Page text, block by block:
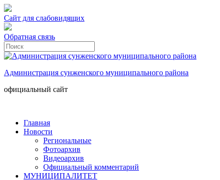
Сайт для слабовидящих
Обратная связь
Администрация сунженского муниципального района
официальный сайт
Главная
Новости
Региональные
Фотоархив
Видеоархив
Официальный комментарий
МУНИЦИПАЛИТЕТ